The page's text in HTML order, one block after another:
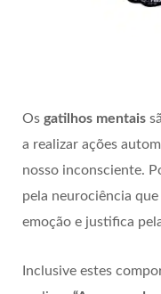
Os gatilhos mentais
a realizar ações
nosso inconsciente.
pela neurociência
emoção e justifica
Inclusive estes